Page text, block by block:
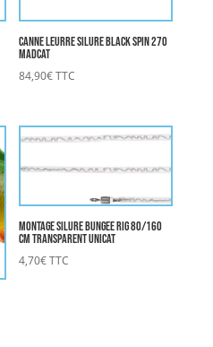
Canne Leurre Silure BLACK SPIN 270
MADCAT
84,90€TTC
Montage Silure Bungee Rig 80/160
cm transparent UNICAT
4,70€TTC